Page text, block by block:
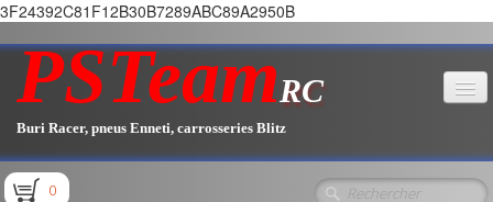
3F24392C81F12B30B7289ABC89A2950B
PSTeamRC
Buri Racer, pneus Enneti, carrosseries Blitz
Accueil
0